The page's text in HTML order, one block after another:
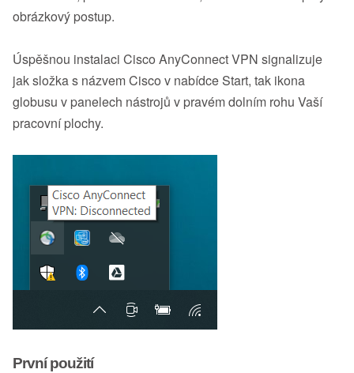
obrázkový postup.
Úspěšnou instalaci Cisco AnyConnect VPN signalizuje
jak složka s názvem Cisco v nabídce Start, tak ikona
globusu v panelech nástrojů v pravém dolním rohu Vaší
pracovní plochy.
První použití